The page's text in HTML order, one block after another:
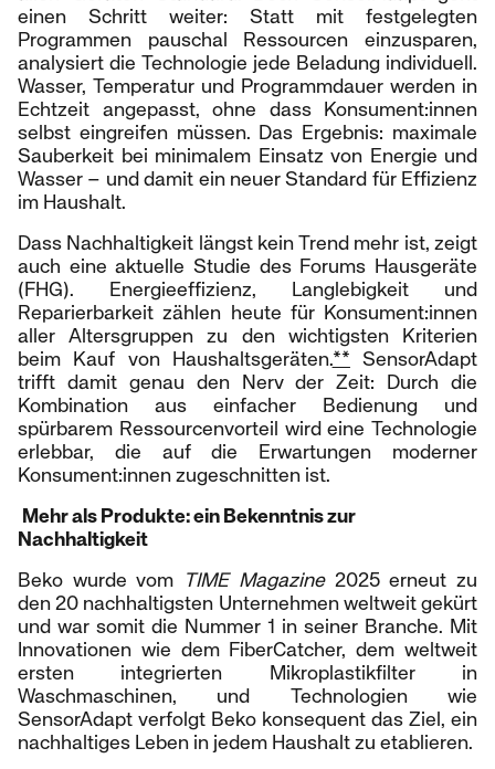
einen Schritt weiter: Statt mit festgelegten
Programmen pauschal Ressourcen einzusparen,
analysiert die Technologie jede Beladung individuell.
Wasser, Temperatur und Programmdauer werden in
Echtzeit angepasst, ohne dass Konsument:innen
selbst eingreifen müssen. Das Ergebnis: maximale
Sauberkeit bei minimalem Einsatz von Energie und
Wasser – und damit ein neuer Standard für Effizienz
im Haushalt.
Dass Nachhaltigkeit längst kein Trend mehr ist, zeigt
auch eine aktuelle Studie des Forums Hausgeräte
(FHG). Energieeffizienz, Langlebigkeit und
Reparierbarkeit zählen heute für Konsument:innen
aller Altersgruppen zu den wichtigsten Kriterien
beim Kauf von Haushaltsgeräten.** SensorAdapt
trifft damit genau den Nerv der Zeit: Durch die
Kombination aus einfacher Bedienung und
spürbarem Ressourcenvorteil wird eine Technologie
erlebbar, die auf die Erwartungen moderner
Konsument:innen zugeschnitten ist.
Mehr als Produkte: ein Bekenntnis zur
Nachhaltigkeit
Beko wurde vom TIME Magazine2025 erneut zu
den 20 nachhaltigsten Unternehmen weltweit gekürt
und war somit die Nummer 1 in seiner Branche. Mit
Innovationen wie dem FiberCatcher, dem weltweit
ersten integrierten Mikroplastikfilter in
Waschmaschinen, und Technologien wie
SensorAdapt verfolgt Beko konsequent das Ziel, ein
nachhaltiges Leben in jedem Haushalt zu etablieren.